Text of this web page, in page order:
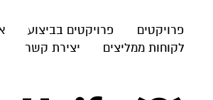
פרויקטים פרויקטים בביצוע
לקוחות ממליצים
יצירת קשר